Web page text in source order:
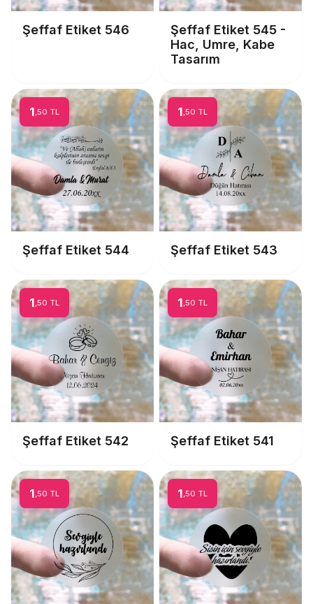
Şeffaf Etiket 546
Şeffaf Etiket 545 -
Hac, Umre, Kabe
Tasarım
1 ,50 TL
Şeffaf Etiket 544
1 ,50 TL
Şeffaf Etiket 543
1 ,50 TL
Şeffaf Etiket 542
1 ,50 TL
Şeffaf Etiket 541
1 ,50 TL 1 ,50 TL